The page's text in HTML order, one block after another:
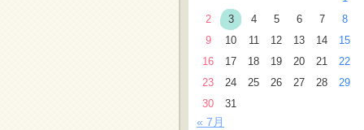
2
3 4 5 6 7
8
9
10 11 12 13 14
15
16
17 18 19 20 21
22
23
24 25 26 27 28
29
30
31
« 7月